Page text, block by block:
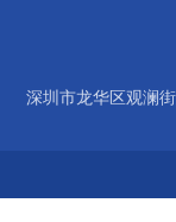
深圳市龙华区观澜